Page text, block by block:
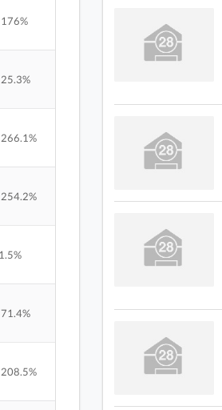
蓝湾半岛 商场:
蓝湾半岛 商场:
蓝湾半岛 商场:
蓝湾半岛 商场:
蓝湾半岛 商场:
蓝湾半岛 交通:
蓝湾半岛 交通:
蓝湾半岛 交通:
蓝湾半岛 交通:
蓝湾半岛 交通:
蓝湾半岛 大厦
蓝湾半岛 价单 图1